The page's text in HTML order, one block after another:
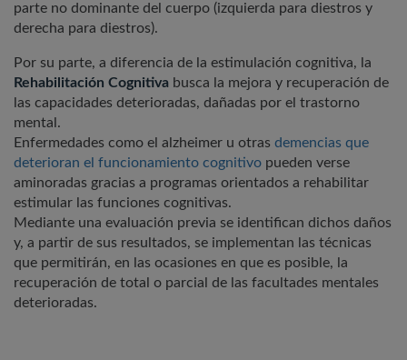
parte no dominante del cuerpo (izquierda para diestros y
derecha para diestros).
Por su parte, a diferencia de la estimulación cognitiva, la
Rehabilitación Cognitiva busca la mejora y recuperación de
las capacidades deterioradas, dañadas por el trastorno
mental.
Enfermedades como el alzheimer u otras demencias que
deterioran el funcionamiento cognitivo pueden verse
aminoradas gracias a programas orientados a rehabilitar
estimular las funciones cognitivas.
Mediante una evaluación previa se identifican dichos daños
y, a partir de sus resultados, se implementan las técnicas
que permitirán, en las ocasiones en que es posible, la
recuperación de total o parcial de las facultades mentales
deterioradas.